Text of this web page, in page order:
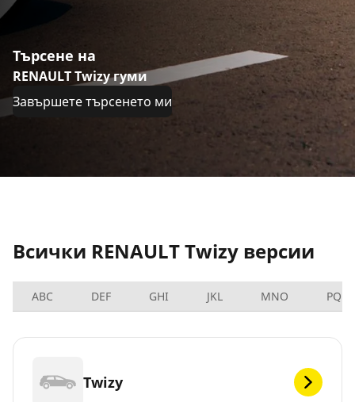
Търсене на
RENAULT Twizy гуми
Завършете търсенето ми
Всички RENAULT Twizy версии
ABC DEF GHI JKL MNO PQRS
Twizy